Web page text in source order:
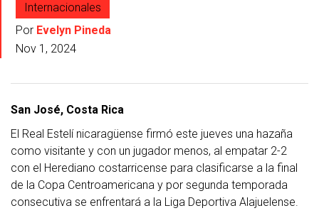
Internacionales
Por Evelyn Pineda
Nov 1, 2024
San José, Costa Rica
El Real Estelí nicaragüense firmó este jueves una hazaña
como visitante y con un jugador menos, al empatar 2-2
con el Herediano costarricense para clasificarse a la final
de la Copa Centroamericana y por segunda temporada
consecutiva se enfrentará a la Liga Deportiva Alajuelense.